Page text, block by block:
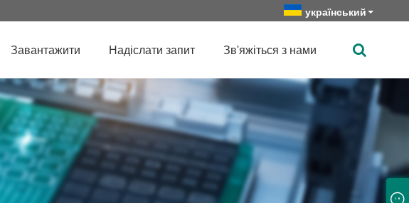
український
Завантажити Надіслати запит Зв'яжіться з нами